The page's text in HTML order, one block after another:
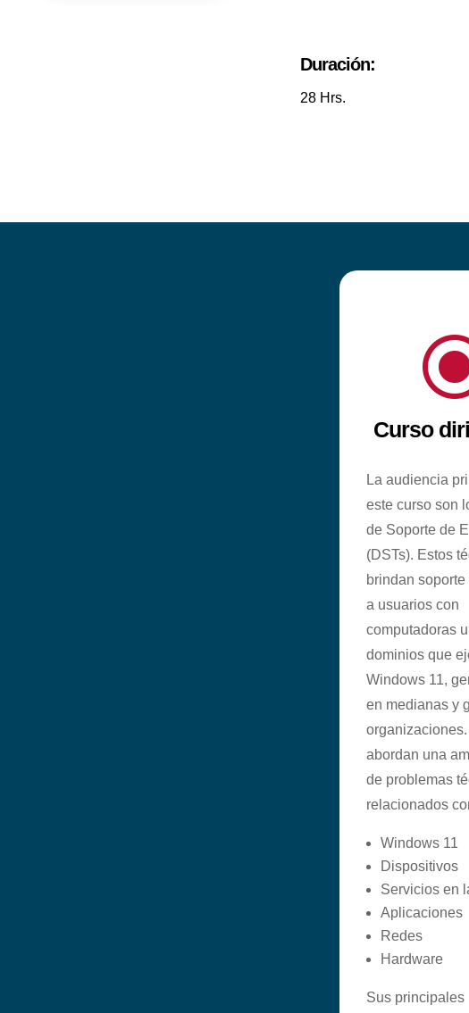
Duración:
28 Hrs.
Curso
La audiencia
este curso son
de Soporte de
(DSTs). Estos
brindan
a usuarios con
computadoras
dominios que
Windows 11,
en medianas y
abordan una
de problemas
relacionados
Windows 11
Dispositivos
Servicios en
Aplicaciones
Redes
Hardware
Sus principales